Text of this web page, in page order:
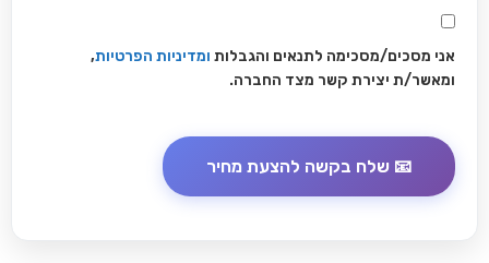
אני מסכים/מסכימה לתנאים והגבלות ומדיניות הפרטיות,
ומאשר/ת יצירת קשר מצד החברה.